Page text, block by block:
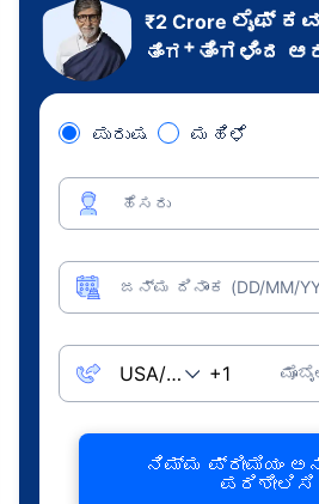
₹2 Crore ಲೈಫ್
ತಿಂಗ + ತಿಂಗಳಿಂದ
ಪುರುಷ ಮಹಿಳೆ
ಹೆಸರು
ಜನ್ಮ ದಿನಾಂಕ (DD/MM/
ನಿಮ್ಮ ಪ್ರೀಮಿಯಂ
ಪರಿಶೀಲಿಸಿ